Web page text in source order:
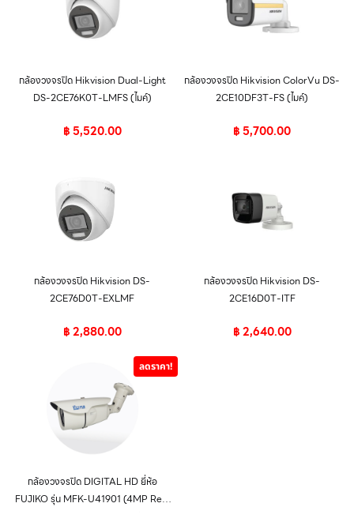
กล้องวงจรปิด Hikvision Dual-Light
DS-2CE76K0T-LMFS (ไมค์)
฿5,520.00
กล้องวงจรปิด Hikvision ColorVu DS-
2CE10DF3T-FS (ไมค์)
฿5,700.00
กล้องวงจรปิด Hikvision DS-
2CE76D0T-EXLMF
฿2,880.00
กล้องวงจรปิด Hikvision DS-
2CE16D0T-ITF
฿2,640.00
ลดราคา!
กล้องวงจรปิด DIGITAL HD ยี่ห้อ
FUJIKO รุ่น MFK-U41901 (4MP Real